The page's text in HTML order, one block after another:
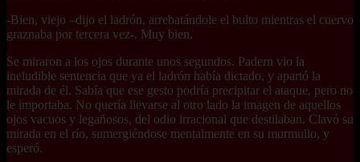
-Bien, viejo –dijo el ladrón, arrebatándole el bulto mientras el cuervo
graznaba por tercera vez-. Muy bien.
Se miraron a los ojos durante unos segundos. Padern vio la
ineludible sentencia que ya el ladrón había dictado, y apartó la
mirada de él. Sabía que ese gesto podría precipitar el ataque, pero no
le importaba. No quería llevarse al otro lado la imagen de aquellos
ojos vacuos y legañosos, del odio irracional que destilaban. Clavó su
mirada en el río, sumergiéndose mentalmente en su murmullo, y
esperó.